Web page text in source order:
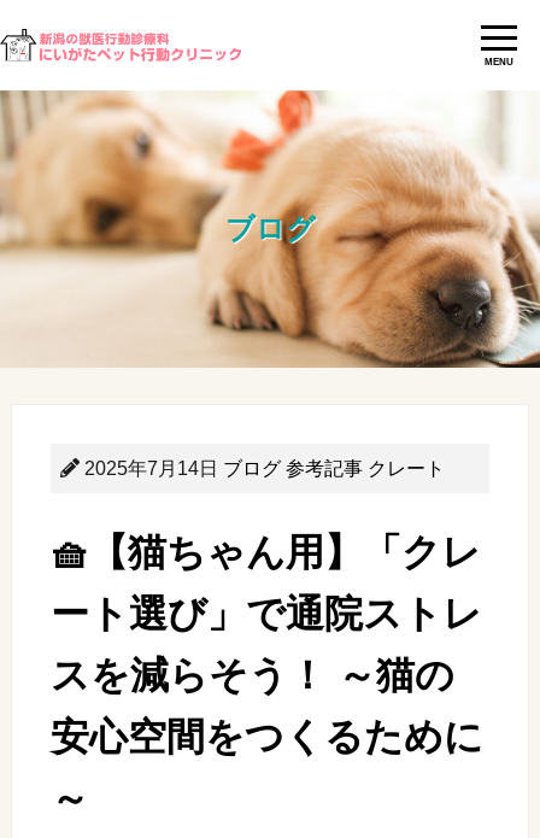
MENU
ブログ
2025年7月14日 ブログ 参考記事 クレート
🧺【猫ちゃん用】「クレ
ート選び」で通院ストレ
スを減らそう！ ～猫の
安心空間をつくるために
～